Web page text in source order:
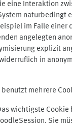
eine Interaktion
naturbedingt
im Falle einer
angelegten
explizit
in
mehrere
wichtigste Cookie
Sie